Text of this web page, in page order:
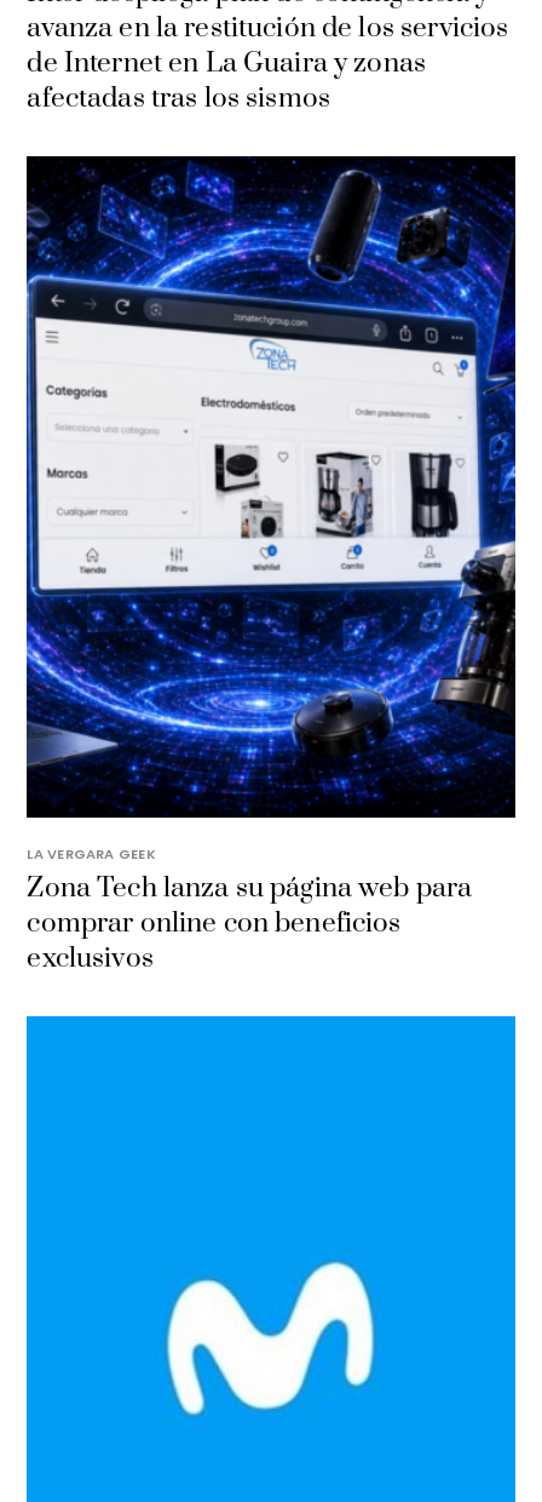
avanza en la restitución de los servicios
de Internet en La Guaira y zonas
afectadas tras los sismos
LA VERGARA GEEK
​Zona Tech lanza su página web para
comprar online con beneficios
exclusivos